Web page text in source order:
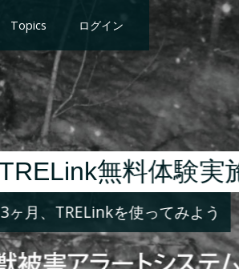
Topics ログイン